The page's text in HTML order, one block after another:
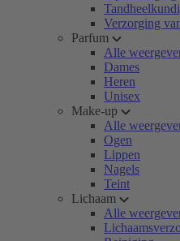
Verzorging
Parfum
Alle
Dames
Heren
Unisex
Make-up
Alle
Ogen
Lippen
Nagels
Teint
Lichaam
Alle